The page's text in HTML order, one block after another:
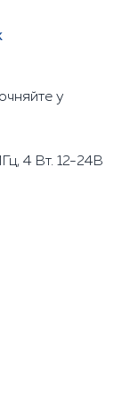
у
4 Вт. 12-24В